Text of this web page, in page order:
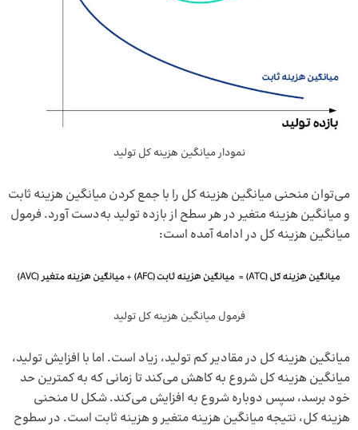
نمودار میانگین هزینه کل تولید
می‌توان منحنی میانگین هزینه کل را با جمع کردن میانگین هزینه ثابت
و میانگین هزینه متغیر در هر سطح از بازده تولید به‌دست آورد. فرمول
میانگین هزینه کل در ادامه آمده است:
فرمول میانگین هزینه کل تولید
میانگین هزینه کل در مقادیر کم تولید، زیاد است. اما با افزایش تولید،
میانگین هزینه کل شروع به کاهش می‌کند تا زمانی که به کمترین حد
خود برسد، سپس دوباره شروع به افزایش می‌کند. شکل U منحنی
هزینه کل، نتیجه میانگین هزینه متغیر و هزینه ثابت است. در سطوح